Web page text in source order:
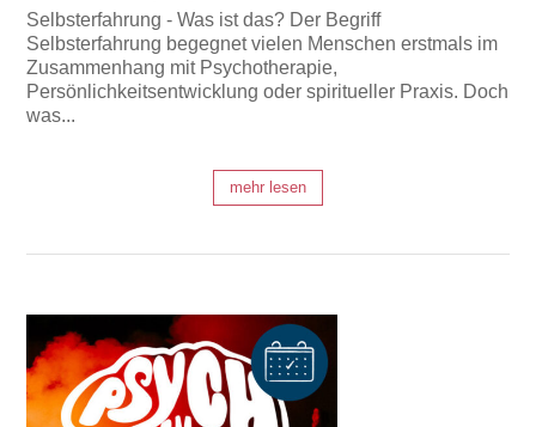
Selbsterfahrung - Was ist das? Der Begriff
Selbsterfahrung begegnet vielen Menschen erstmals im
Zusammenhang mit Psychotherapie,
Persönlichkeitsentwicklung oder spiritueller Praxis. Doch
was...
mehr lesen